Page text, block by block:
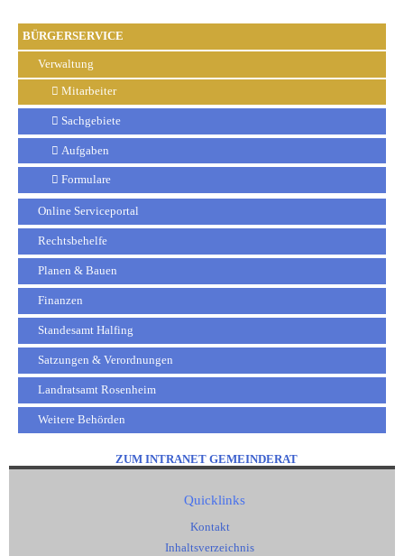
BÜRGERSERVICE
Verwaltung
Mitarbeiter
Sachgebiete
Aufgaben
Formulare
Online Serviceportal
Rechtsbehelfe
Planen & Bauen
Finanzen
Standesamt Halfing
Satzungen & Verordnungen
Landratsamt Rosenheim
Weitere Behörden
ZUM INTRANET GEMEINDERAT
Quicklinks
Kontakt
Inhaltsverzeichnis